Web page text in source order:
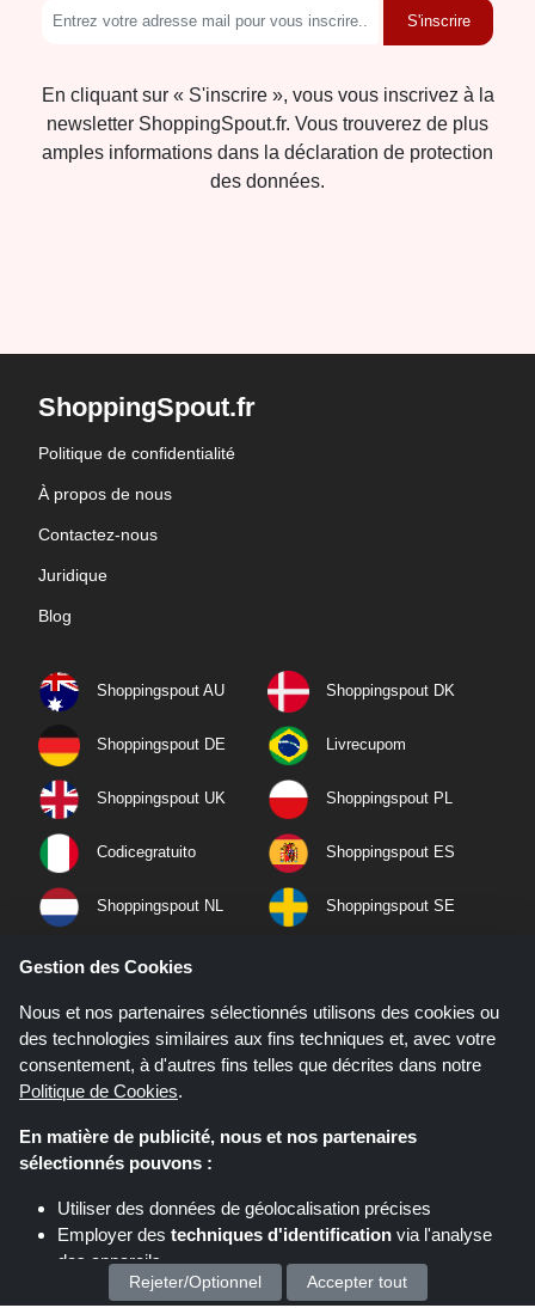
S'inscrire
En cliquant sur « S'inscrire », vous vous inscrivez à la
newsletter ShoppingSpout.fr. Vous trouverez de plus
amples informations dans la déclaration de protection
des données.
ShoppingSpout.fr
Politique de confidentialité
À propos de nous
Contactez-nous
Juridique
Blog
Shoppingspout AU Shoppingspout DK
Shoppingspout DE Livrecupom
Shoppingspout UK Shoppingspout PL
Codicegratuito Shoppingspout ES
Shoppingspout NL Shoppingspout SE
Shoppingspout PT
Shoppingspout.fr peut gagner une commission d'affiliation sur le site que
Gestion des Cookies
Nous et nos partenaires sélectionnés utilisons des cookies ou
des technologies similaires aux fins techniques et, avec votre
consentement, à d'autres fins telles que décrites dans notre
Politique de Cookies.
En matière de publicité, nous et nos partenaires
sélectionnés pouvons :
Utiliser des données de géolocalisation précises
Employer des techniques d'identification via l'analyse
des appareils
Stocker et/ou accéder à des informations sur un appareil
Rejeter/Optionnel Accepter tout